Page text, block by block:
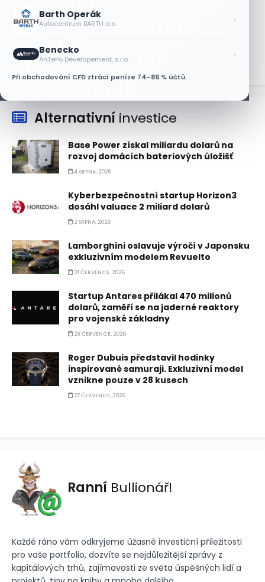
Barth Operák
Autocentrum BARTH a.s. ›
Benecko
AnTePo Developement, s.r.o. ›
Při obchodování CFD ztrácí peníze 74–89 % účtů.
Akcie Micron klesají, ale nejhoršímu
výprodeji paměťových čipů unikly
Alternativní investice
Base Power získal miliardu dolarů na
rozvoj domácích bateriových úložišť
4 SRPNA, 2026
Kyberbezpečnostní startup Horizon3
dosáhl valuace 2 miliard dolarů
2 SRPNA, 2026
Lamborghini oslavuje výročí v Japonsku
exkluzivním modelem Revuelto
31 ČERVENCE, 2026
Startup Antares přilákal 470 milionů
dolarů, zaměří se na jaderné reaktory
pro vojenské základny
29 ČERVENCE, 2026
Roger Dubuis představil hodinky
inspirované samuraji. Exkluzivní model
vznikne pouze v 28 kusech
27 ČERVENCE, 2026
Ranní Bullionář!
Každé ráno vám odkryjeme úžasné investiční příležitosti
pro vaše portfolio, dozvíte se nejdůležitější zprávy z
kapitálových trhů, zajímavosti ze světa úspěšných lidí a